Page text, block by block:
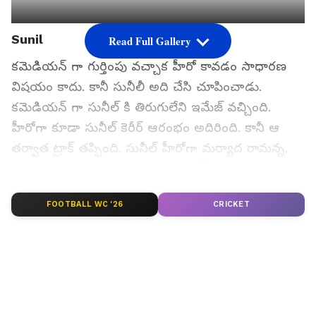
Sunil
కమెడియన్ గా గుర్తింపు వచ్చాక హీరో కావడం సాధారణ
విషయం కాదు. కానీ సునీలీ అది చేసి చూపించాడు.
కమెడియన్ గా సునీల్ కి తిరుగులేని ఇమేజ్ వచ్చింది.
హీరోగా కూడా సునీల్ కెరీర్ ఆరంభం అదిరింది. కానీ ఆ
తర్వాత ట్రాక్ తప్పింది. సునీల్ హీరోగా మర్యాద రామన్న,
లాంటి హిట్ చిత్రాల్లో నటించారు. ఆ తర్వాత సునీల్ ని ఫ్లాప్
మూవీస్ వెంటాడాయి.
Read Full Gallery
FOOTBALL WC '26 CRICKET